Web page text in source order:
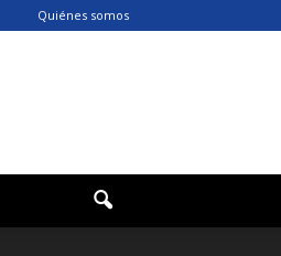
Quiénes somos